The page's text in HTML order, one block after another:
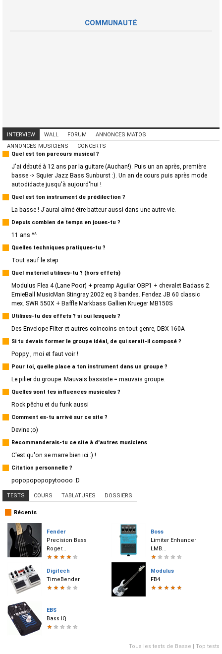
COMMUNAUTÉ
INTERVIEW WALL FORUM
ANNONCES MATOS
ANNONCES MUSICIENS
CONCERTS
Quel est ton parcours musical ?
J'ai débuté à 12 ans par la guitare (Auchan!). Puis un an après, première
basse -> Squier Jazz Bass Sunburst :). Un an de cours puis après mode
autodidacte jusqu'à aujourd'hui !
Quel est ton instrument de prédilection ?
La basse ! J'aurai aimé être batteur aussi dans une autre vie.
Depuis combien de temps en joues-tu ?
11 ans ^^
Quelles techniques pratiques-tu ?
Tout sauf le step
Quel matériel utilises-tu ? (hors effets)
Modulus Flea 4 (Lane Poor) + preamp Aguilar OBP1 + chevalet Badass 2.
ErnieBall MusicMan Stingray 2002 eq 3 bandes. Fendez JB 60 classic
mex. SWR 550X + Baffle Markbass Gallien Krueger MB150S
Utilises-tu des effets ? si oui lesquels ?
Des Envelope Filter et autres coincoins en tout genre, DBX 160A
Si tu devais former le groupe idéal, de qui serait-il composé ?
Poppy , moi et faut voir !
Pour toi, quelle place a ton instrument dans un groupe ?
Le pilier du groupe. Mauvais bassiste = mauvais groupe.
Quelles sont tes influences musicales ?
Rock pêchu et du funk aussi
Comment es-tu arrivé sur ce site ?
Devine ;o)
Recommanderais-tu ce site à d'autres musiciens
C'est qu'on se marre bien ici :) !
Citation personnelle ?
popopopopopytoooo :D
TESTS COURS TABLATURES DOSSIERS
Récents
Fender
Precision Bass
Roger...
★ ★ ★ ★ ★
Boss
Limiter Enhancer
LMB...
★ ★ ★ ★ ★
Digitech
TimeBender
★ ★ ★ ★ ★
Modulus
FB4
★ ★ ★ ★ ★
EBS
Bass IQ
★ ★ ★ ★ ★
Tous les tests de Basse Top tests